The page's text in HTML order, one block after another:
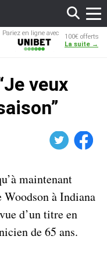
déjà une
Dwane Casey
bientôt coach
Pariez en ligne avec
100€ offerts
La suite →
veux
Facebook
maintenant
Woodson à Indiana
d’un titre en
de 65 ans.